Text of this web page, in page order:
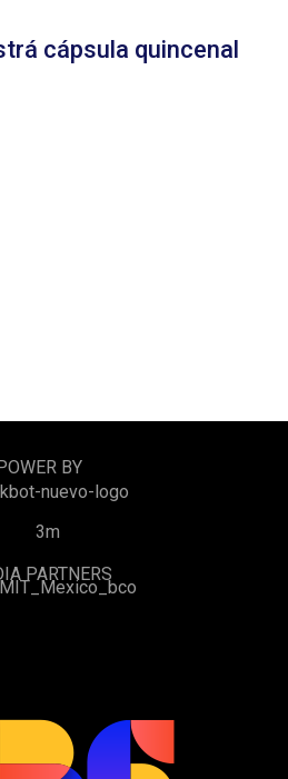
cápsula quincenal
BY
PARTNERS